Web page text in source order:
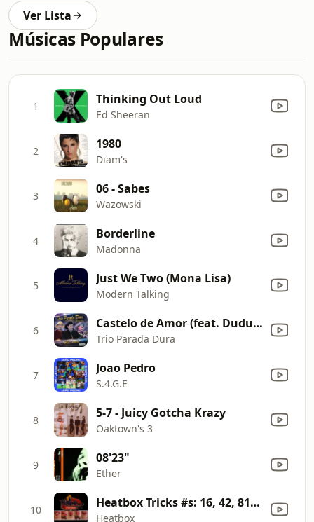
Ver Lista
Músicas Populares
1 Thinking Out Loud
Ed Sheeran
2 1980
Diam's
3 06 - Sabes
Wazowski
4 Borderline
Madonna
5 Just We Two (Mona Lisa)
Modern Talking
6 Castelo de Amor (feat. Duduca & Dalvan) [Ao Vivo]
Trio Parada Dura
7 Joao Pedro
S.4.G.E
8 5-7 - Juicy Gotcha Krazy
Oaktown's 3
9 08'23"
Ether
10 Heatbox Tricks #s: 16, 42, 81-93
Heatbox